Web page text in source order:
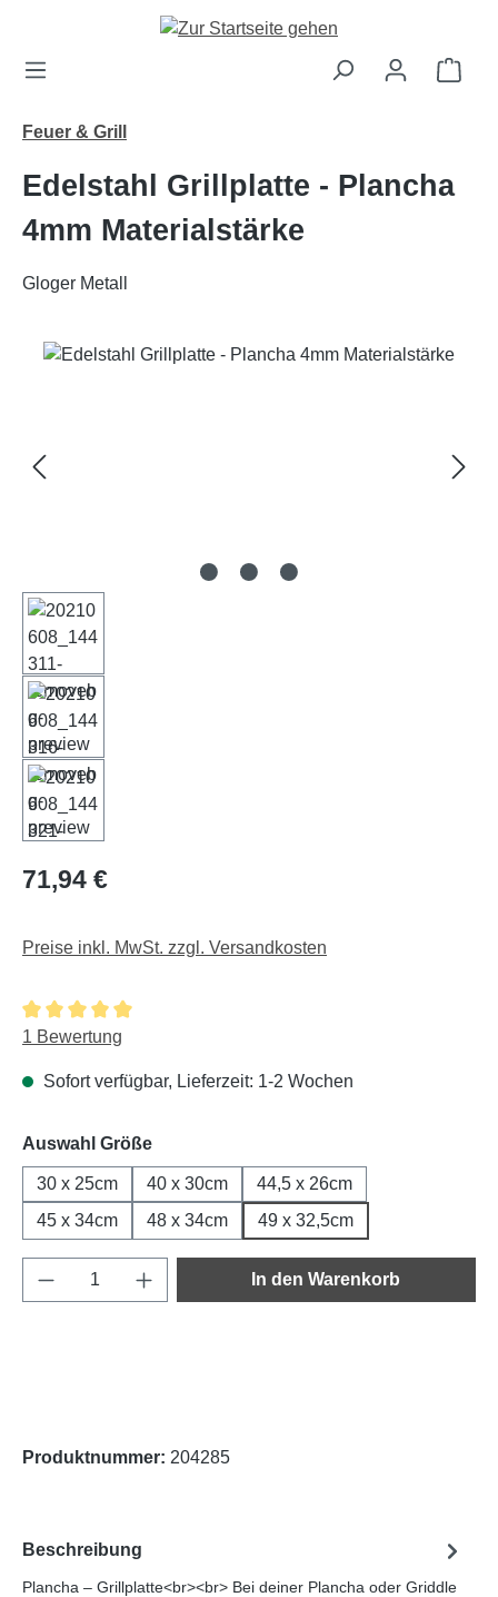
Zum Hauptinhalt springen
Feuer & Grill
Edelstahl Grillplatte - Plancha
4mm Materialstärke
Gloger Metall
Bildergalerie überspringen
Regulärer Preis:
71,94 €
Preise inkl. MwSt. zzgl. Versandkosten
Durchschnittliche Bewertung von 5 von 5 Sternen
1 Bewertung
Sofort verfügbar, Lieferzeit: 1-2 Wochen
Auswahl Größeauswählen
30 x 25cm 40 x 30cm
44,5 x 26cm
45 x 34cm
48 x 34cm 49 x 32,5cm
Produkt Anzahl: Gib den gewünschten
In den Warenkorb
Produktnummer: 204285
Beschreibung
Plancha – Grillplatte<br><br> Bei deiner Plancha oder Griddle